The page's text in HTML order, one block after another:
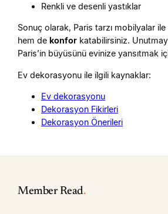
Renkli ve desenli yastıklar
Sonuç olarak, Paris tarzı mobilyalar
hem de konfor katabilirsiniz.
Paris’in büyüsünü evinize yansıtmak
Ev dekorasyonu ile ilgili kaynaklar:
Ev dekorasyonu
Dekorasyon Fikirleri
Dekorasyon Önerileri
Member Read.